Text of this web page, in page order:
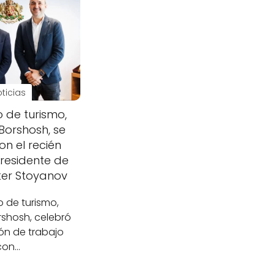
de turismo,
se
el recién
de
Stoyanov
de turismo,
celebró
de trabajo